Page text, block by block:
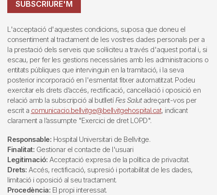
SUBSCRIURE'M
L'acceptació d'aquestes condicions, suposa que doneu el
consentiment al tractament de les vostres dades personals per a
la prestació dels serveis que sol·liciteu a través d'aquest portal i, si
escau, per fer les gestions necessàries amb les administracions o
entitats públiques que intervinguin en la tramitació, i la seva
posterior incorporació en l'esmentat fitxer automatitzat. Podeu
exercitar els drets d’accés, rectificació, cancel·lació i oposició en
relació amb la subscripció al butlletí Fes Salutadreçant-vos per
escrit a comunicacio.bellvitge@bellvitgehospital.cat, indicant
clarament a l’assumpte "Exercici de dret LOPD".
Responsable: Hospital Universitari de Bellvitge.
Finalitat: Gestionar el contacte de l'usuari
Legitimació: Acceptació expresa de la política de privacitat.
Drets: Accés, rectificació, supresió i portabilitat de les dades,
limitació i oposició al seu tractament.
Procedència: El propi interessat.